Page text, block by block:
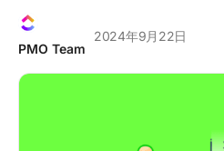
PMO Team
2024年9月22日